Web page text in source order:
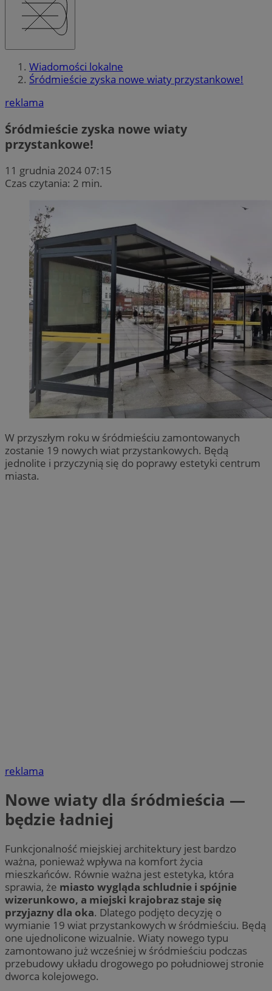
Wiadomości lokalne
Śródmieście zyska nowe wiaty przystankowe!
reklama
Śródmieście zyska nowe wiaty
przystankowe!
11 grudnia 2024 07:15
Czas czytania: 2 min.
W przyszłym roku w śródmieściu zamontowanych
zostanie 19 nowych wiat przystankowych. Będą
jednolite i przyczynią się do poprawy estetyki centrum
miasta.
reklama
Nowe wiaty dla śródmieścia —
będzie ładniej
Funkcjonalność miejskiej architektury jest bardzo
ważna, ponieważ wpływa na komfort życia
mieszkańców. Równie ważna jest estetyka, która
sprawia, że miasto wygląda schludnie i spójnie
wizerunkowo, a miejski krajobraz staje się
przyjazny dla oka. Dlatego podjęto decyzję o
wymianie 19 wiat przystankowych w śródmieściu. Będą
one ujednolicone wizualnie. Wiaty nowego typu
zamontowano już wcześniej w śródmieściu podczas
przebudowy układu drogowego po południowej stronie
dworca kolejowego.